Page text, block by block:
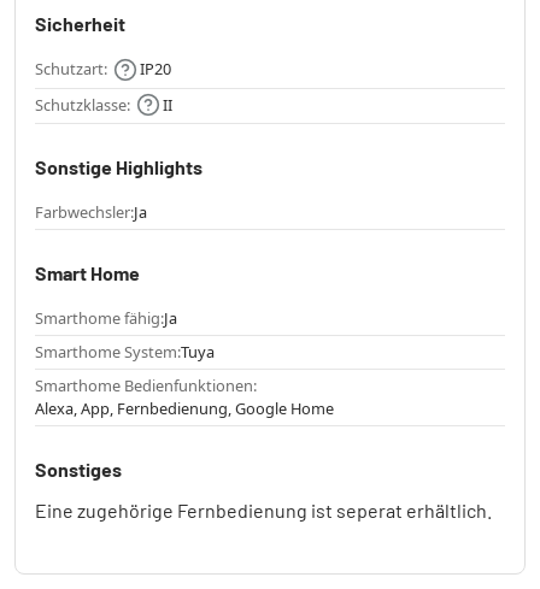
Sicherheit
Schutzart:
IP20
Schutzklasse:
II
Sonstige Highlights
Farbwechsler:Ja
Smart Home
Smarthome fähig:Ja
Smarthome System:Tuya
Smarthome Bedienfunktionen:
Alexa, App, Fernbedienung, Google Home
Sonstiges
Eine zugehörige Fernbedienung ist seperat erhältlich.